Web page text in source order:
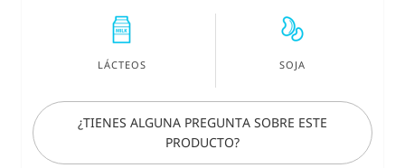
LÁCTEOS SOJA
¿TIENES ALGUNA PREGUNTA SOBRE ESTE
PRODUCTO?